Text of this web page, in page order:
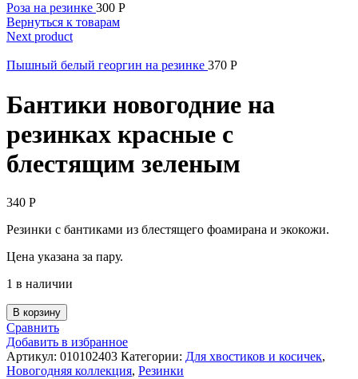
Роза на резинке 300 Р
Вернуться к товарам
Next product
Пышный белый георгин на резинке 370 Р
Бантики новогодние на
резинках красные с
блестящим зеленым
340 Р
Резинки с бантиками из блестящего фоамирана и экокожи.
Цена указана за пару.
1 в наличии
В корзину
Сравнить
Добавить в избранное
Артикул: 010102403 Категории: Для хвостиков и косичек,
Новогодняя коллекция, Резинки